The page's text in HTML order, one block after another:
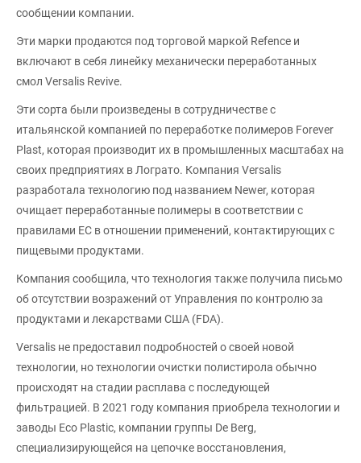
сообщении компании.
Эти марки продаются под торговой маркой Refence и
включают в себя линейку механически переработанных
смол Versalis Revive.
Эти сорта были произведены в сотрудничестве с
итальянской компанией по переработке полимеров Forever
Plast, которая производит их в промышленных масштабах на
своих предприятиях в Лограто. Компания Versalis
разработала технологию под названием Newer, которая
очищает переработанные полимеры в соответствии с
правилами ЕС в отношении применений, контактирующих с
пищевыми продуктами.
Компания сообщила, что технология также получила письмо
об отсутствии возражений от Управления по контролю за
продуктами и лекарствами США (FDA).
Versalis не предоставил подробностей о своей новой
технологии, но технологии очистки полистирола обычно
происходят на стадии расплава с последующей
фильтрацией. В 2021 году компания приобрела технологии и
заводы Eco Plastic, компании группы De Berg,
специализирующейся на цепочке восстановления,